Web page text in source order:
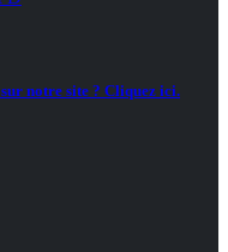
notre site ? Cliquez ici.